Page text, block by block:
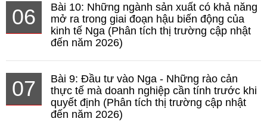
06
Bài 10: Những ngành sản xuất có khả năng
mở ra trong giai đoạn hậu biến động của
kinh tế Nga (Phân tích thị trường cập nhật
đến năm 2026)
07
Bài 9: Đầu tư vào Nga - Những rào cản
thực tế mà doanh nghiệp cần tính trước khi
quyết định (Phân tích thị trường cập nhật
đến năm 2026)